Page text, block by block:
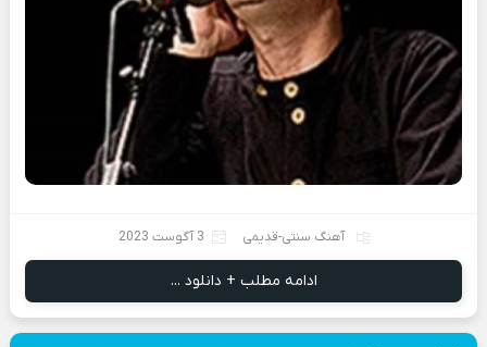
آهنگ سنتی-قدیمی 3 آگوست 2023
ادامه مطلب + دانلود ...